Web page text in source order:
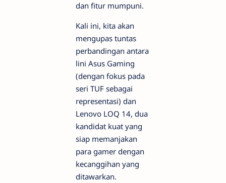
dan fitur mumpuni.
Kali ini, kita akan
mengupas tuntas
perbandingan antara
lini Asus Gaming
(dengan fokus pada
seri TUF sebagai
representasi) dan
Lenovo LOQ 14, dua
kandidat kuat yang
siap memanjakan
para gamer dengan
kecanggihan yang
ditawarkan.